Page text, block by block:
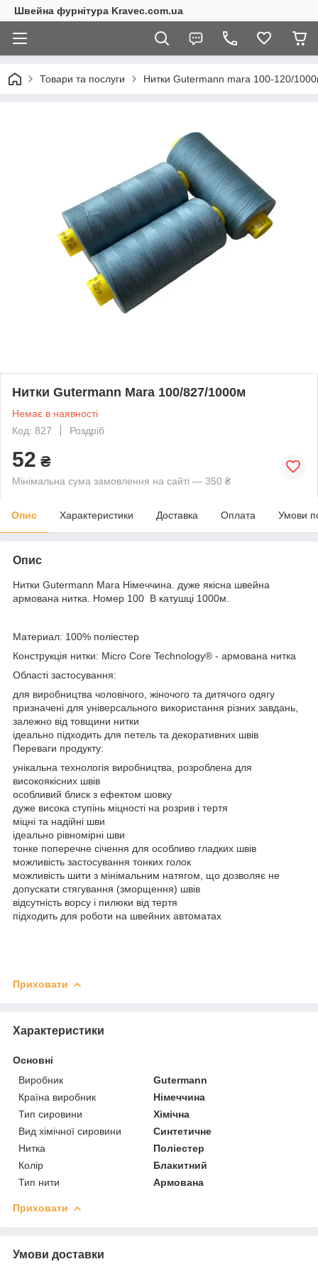
Швейна фурнітура Kravec.com.ua
Товари та послуги Нитки Gutermann mara 100-120/
Нитки Gutermann Mara 100/827/1000м
Немає в наявності
Код: 827
Роздріб
52 ₴
Мінімальна сума замовлення на сайті — 350 ₴
Опис Характеристики Доставка Оплата Умови
Опис
Нитки Gutermann Mara Німеччина. дуже якісна швейна
армована нитка. Номер 100 В катушці 1000м.
Материал: 100% поліестер
Конструкція нитки: Micro Core Technology® - армована нитка
Області застосування:
для виробництва чоловічого, жіночого та дитячого одягу
призначені для універсального використання різних завдань,
залежно від товщини нитки
ідеально підходить для петель та декоративних швів
Переваги продукту:
унікальна технологія виробництва, розроблена для
високоякісних швів
особливий блиск з ефектом шовку
дуже висока ступінь міцності на розрив і тертя
міцні та надійні шви
ідеально рівномірні шви
тонке поперечне січення для особливо гладких швів
можливість застосування тонких голок
можливість шити з мінімальним натягом, що дозволяє не
допускати стягування (зморщення) швів
відсутність ворсу і пилюки від тертя
підходить для роботи на швейних автоматах
Приховати
Характеристики
Основні
Виробник
Gutermann
Країна виробник
Німеччина
Тип сировини
Хімічна
Вид хімічної сировини
Синтетичне
Нитка
Поліестер
Колір
Блакитний
Тип нити
Армована
Приховати
Умови доставки